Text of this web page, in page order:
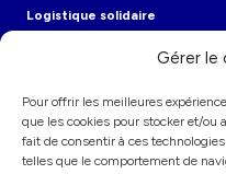
Gérer le
Pour offrir les meilleures
que les cookies pour stocker et/ou
fait de consentir à ces
telles que le comportement de
Logistique solidaire
Actualités
Communiqués de presse